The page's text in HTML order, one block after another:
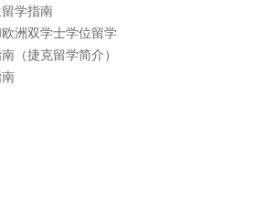
学指南
洲双学士学位留学
（捷克留学简介）